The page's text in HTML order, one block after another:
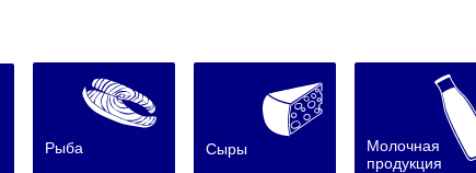
Рыба Сыры
Молочная
продукция